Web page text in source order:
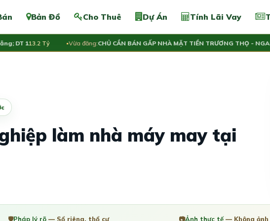
Bản Đồ Cho Thuê Dự Án Tính Lãi Vay
1 13.2 Tỷ Vừa đăng:CHỦ CẦN BÁN GẤP NHÀ MẶT TIỀN TRƯƠNG THỌ - NGANG
làm nhà máy may tại
🛡️Pháp lý rõ — Sổ riêng, thổ cư 📷Ảnh thực tế— Không ảnh